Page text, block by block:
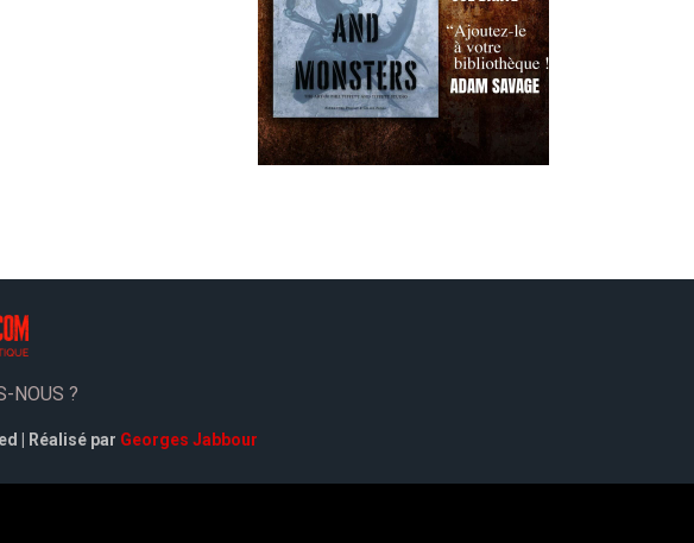
NOUS ?
| Réalisé par Georges Jabbour